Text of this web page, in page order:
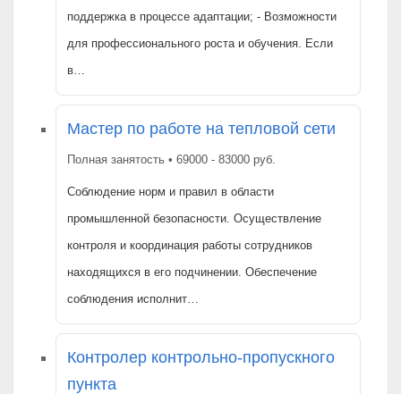
поддержка в процессе адаптации; - Возможности
для профессионального роста и обучения. Если
в…
Мастер по работе на тепловой сети
Полная занятость • 69000 - 83000 руб.
Соблюдение норм и правил в области
промышленной безопасности. Осуществление
контроля и координация работы сотрудников
находящихся в его подчинении. Обеспечение
соблюдения исполнит…
Контролер контрольно-пропускного
пункта